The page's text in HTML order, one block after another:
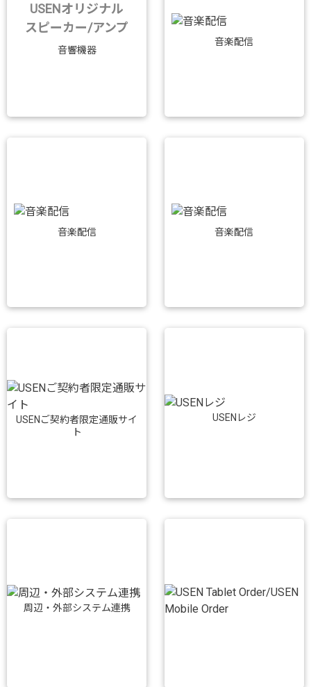
USENオリジナル
スピーカー/アンプ
音響機器
音楽配信
音楽配信 音楽配信
USENご契約者限定通販サイ
ト
USENレジ
周辺・外部システム連携